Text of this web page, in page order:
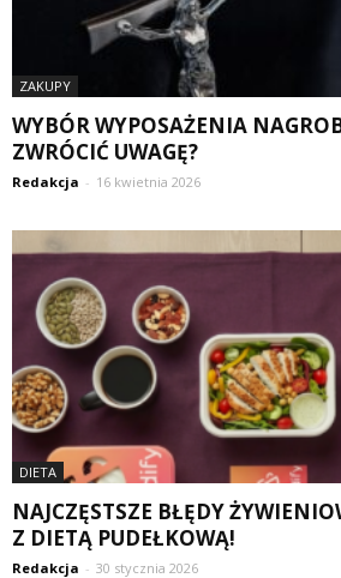
ZAKUPY
WYBÓR WYPOSAŻENIA
ZWRÓCIĆ UWAGĘ?
Redakcja - 16 kwietnia 2026
DIETA
NAJCZĘSTSZE BŁĘDY
Z DIETĄ PUDEŁKOWĄ!
Redakcja - 30 stycznia 2026